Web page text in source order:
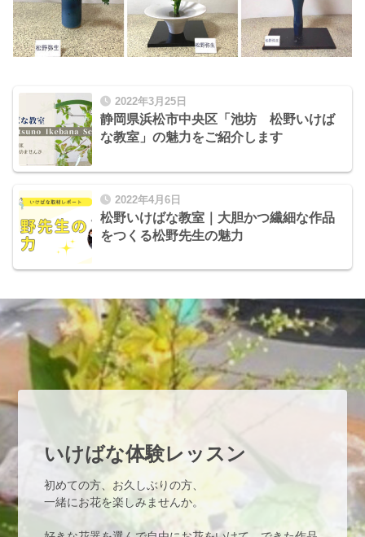
2022年3月25日
静岡県浜松市中央区「池坊 松野いけば
な教室」の魅力をご紹介します
2022年4月6日
松野いけばな教室｜大胆かつ繊細な作品
をつくる松野先生の魅力
いけばな体験レッスン
初めての方、お久しぶりの方、
一緒にお花を楽しみませんか。